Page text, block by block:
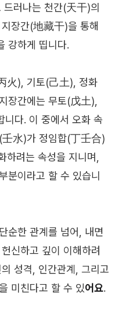
드러나는 천간(天干)의
장간(地藏干)을 통해
강하게 띱니다.
火), 기토(己土), 정화
장간에는 무토(戊土),
다. 이 중에서 오화 속
壬水)가 정임합(丁壬合)
려는 속성을 지니며,
분이라고 할 수 있습니
순한 관계를 넘어, 내면
신하고 깊이 이해하려
성격, 인간관계, 그리고
미친다고 할 수 있어요.